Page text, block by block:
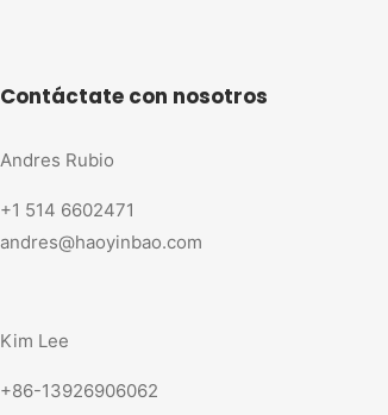
Contáctate con nosotros
Andres Rubio
+1 514 6602471
andres@haoyinbao.com
Kim Lee
+86-13926906062